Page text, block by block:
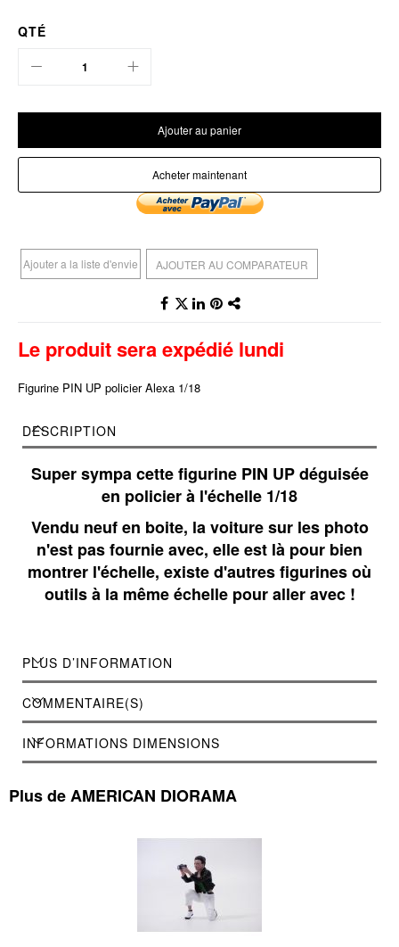
QTÉ
Ajouter au panier
Acheter maintenant
Ajouter a la liste d'envie AJOUTER AU COMPARATEUR
Le produit sera expédié lundi
Figurine PIN UP policier Alexa 1/18
DESCRIPTION
Super sympa cette figurine PIN UP déguisée
en policier à l'échelle 1/18
Vendu neuf en boite, la voiture sur les photo
n'est pas fournie avec, elle est là pour bien
montrer l'échelle, existe d'autres figurines où
outils à la même échelle pour aller avec !
PLUS D’INFORMATION
COMMENTAIRE(S)
INFORMATIONS DIMENSIONS
Plus de AMERICAN DIORAMA